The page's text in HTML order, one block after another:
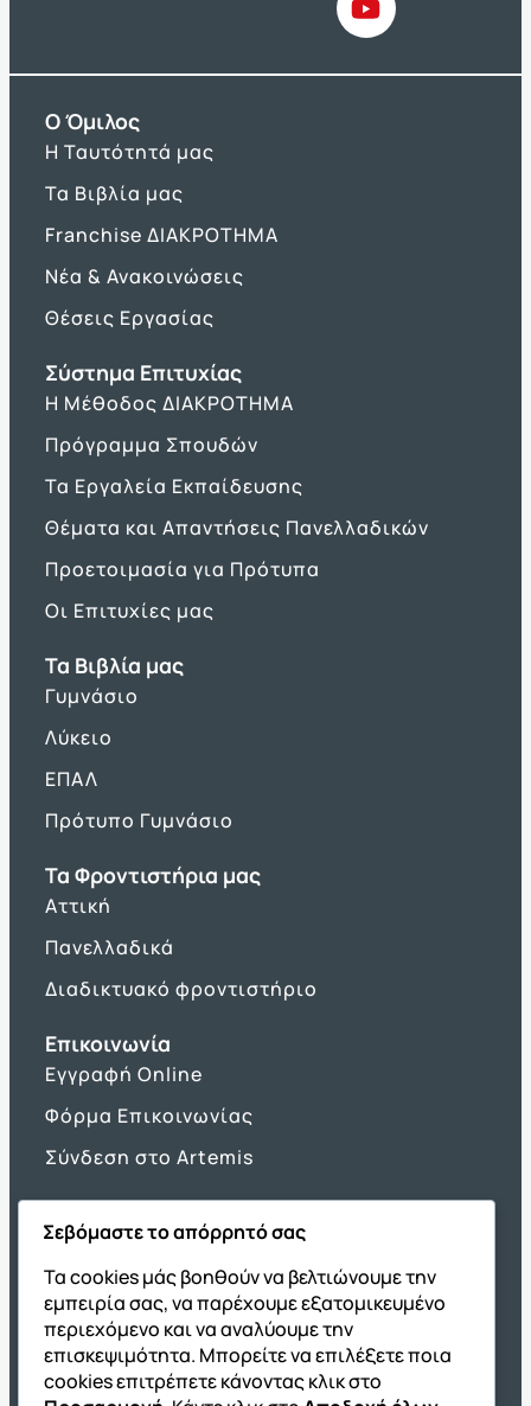
O Όμιλος
Η Ταυτότητά μας
Τα Βιβλία μας
Franchise ΔΙΑΚΡΟΤΗΜΑ
Νέα & Ανακοινώσεις
Θέσεις Εργασίας
Σύστημα Επιτυχίας
Η Μέθοδος ΔΙΑΚΡΟΤΗΜΑ
Πρόγραμμα Σπουδών
Τα Εργαλεία Εκπαίδευσης
Θέματα και Απαντήσεις Πανελλαδικών
Προετοιμασία για Πρότυπα
Οι Επιτυχίες μας
Τα Βιβλία μας
Γυμνάσιο
Λύκειο
ΕΠΑΛ
Πρότυπο Γυμνάσιο
Τα Φροντιστήρια μας
Αττική
Πανελλαδικά
Διαδικτυακό φροντιστήριο
Επικοινωνία
Εγγραφή Online
Φόρμα Επικοινωνίας
Σύνδεση στο Artemis
Όμιλος ΔΙΑΚΡΟΤΗΜΑ
ΔΙΑΚΡΟΤΗΜΑ@Home
Σχολική Μελέτη After School
Εκδόσεις Καλαϊτζίδη
Σεβόμαστε το απόρρητό σας
Τα cookies μάς βοηθούν να βελτιώνουμε την
εμπειρία σας, να παρέχουμε εξατομικευμένο
περιεχόμενο και να αναλύουμε την
επισκεψιμότητα. Μπορείτε να επιλέξετε ποια
cookies επιτρέπετε κάνοντας κλικ στο